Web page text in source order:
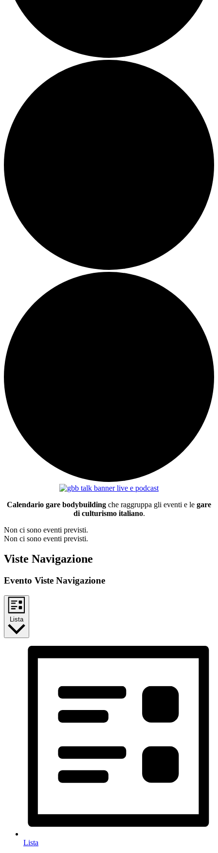
Calendario gare bodybuilding che raggruppa gli eventi e le gare
di culturismo italiano.
Non ci sono eventi previsti.
Non ci sono eventi previsti.
Viste Navigazione
Evento Viste Navigazione
Lista
Lista